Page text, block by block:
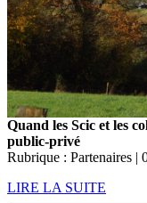
Quand les Scic et les
public-privé
Rubrique : Partenaires |
LIRE LA SUITE